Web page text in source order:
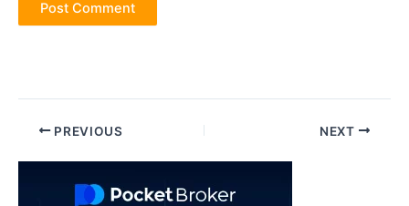
Post PREVIOUS NEXT